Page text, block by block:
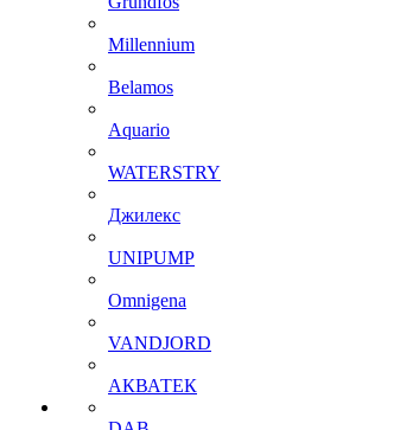
Millennium
Belamos
Aquario
WATERSTRY
Джилекс
UNIPUMP
Omnigena
VANDJORD
АКВАТЕК